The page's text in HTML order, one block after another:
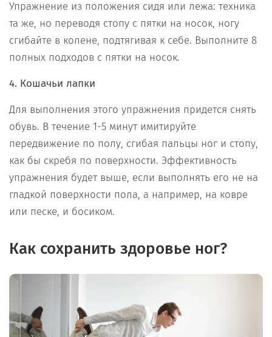
Упражнение из положения сидя или лежа: техника
та же, но переводя стопу с пятки на носок, ногу
сгибайте в колене, подтягивая к себе. Выполните 8
полных подходов с пятки на носок.
4. Кошачьи лапки
Для выполнения этого упражнения придется снять
обувь. В течение 1-5 минут имитируйте
передвижение по полу, сгибая пальцы ног и стопу,
как бы скребя по поверхности. Эффективность
упражнения будет выше, если выполнять его не на
гладкой поверхности пола, а например, на ковре
или песке, и босиком.
Как сохранить здоровье ног?